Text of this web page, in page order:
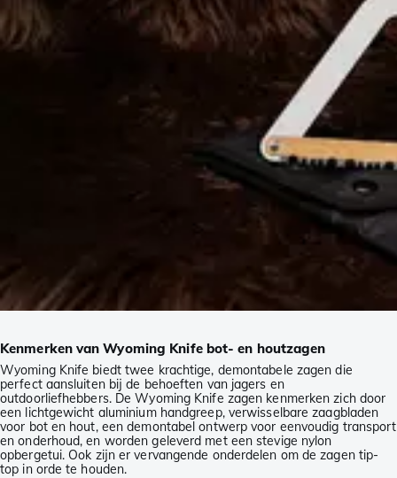
Kenmerken van Wyoming Knife bot- en houtzagen
Wyoming Knife biedt twee krachtige, demontabele zagen die
perfect aansluiten bij de behoeften van jagers en
outdoorliefhebbers. De Wyoming Knife zagen kenmerken zich door
een lichtgewicht aluminium handgreep, verwisselbare zaagbladen
voor bot en hout, een demontabel ontwerp voor eenvoudig transport
en onderhoud, en worden geleverd met een stevige nylon
opbergetui. Ook zijn er vervangende onderdelen om de zagen tip-
top in orde te houden.